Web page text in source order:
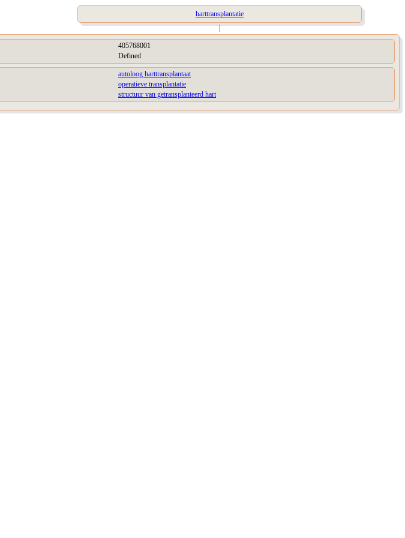
harttransplantatie
|
405768001
Defined
autoloog harttransplantaat
operatieve transplantatie
structuur van getransplanteerd hart